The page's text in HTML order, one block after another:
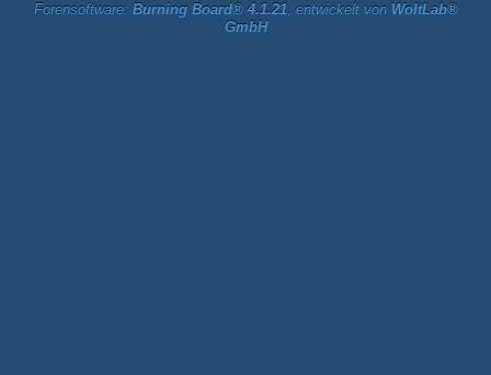
Forensoftware: Burning Board® 4.1.21, entwickelt von WoltLab®
GmbH